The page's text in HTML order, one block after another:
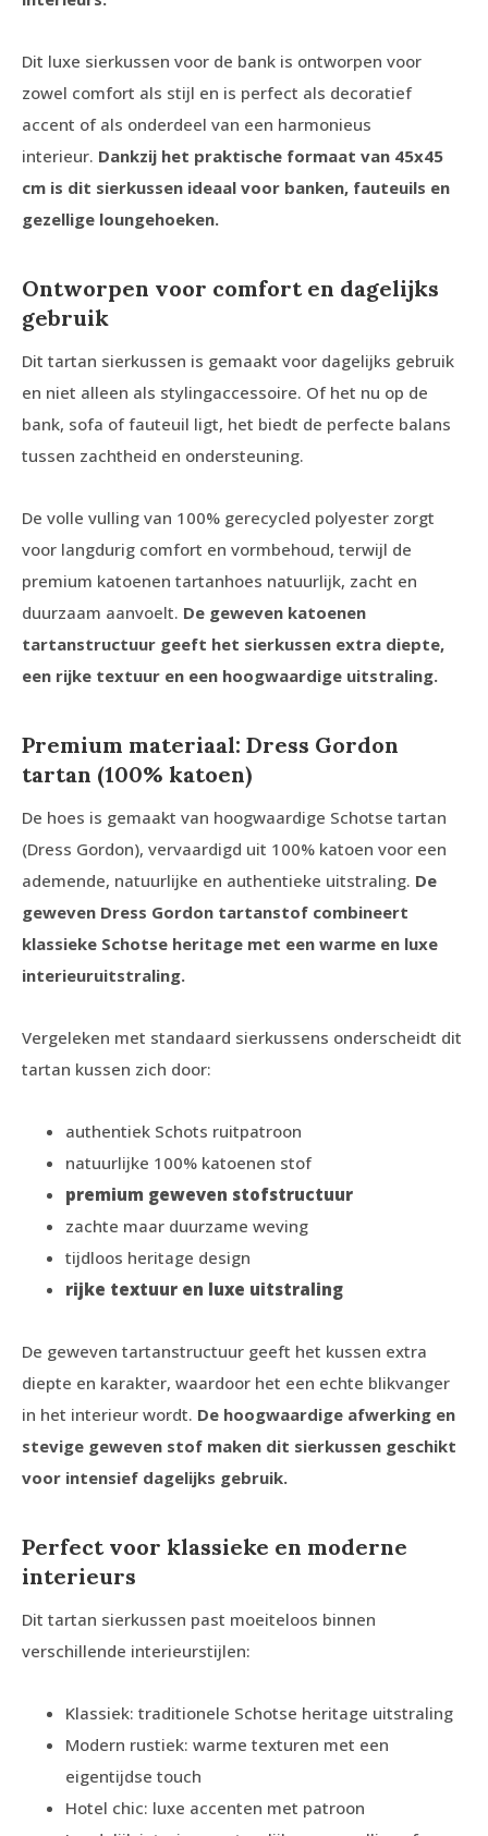
Dit luxe sierkussen voor de bank is ontworpen voor
zowel comfort als stijl en is perfect als decoratief
accent of als onderdeel van een harmonieus
interieur. Dankzij het praktische formaat van 45x45
cm is dit sierkussen ideaal voor banken, fauteuils en
gezellige loungehoeken.
Ontworpen voor comfort en dagelijks
gebruik
Dit tartan sierkussen is gemaakt voor dagelijks gebruik
en niet alleen als stylingaccessoire. Of het nu op de
bank, sofa of fauteuil ligt, het biedt de perfecte balans
tussen zachtheid en ondersteuning.
De volle vulling van 100% gerecycled polyester zorgt
voor langdurig comfort en vormbehoud, terwijl de
premium katoenen tartanhoes natuurlijk, zacht en
duurzaam aanvoelt. De geweven katoenen
tartanstructuur geeft het sierkussen extra diepte,
een rijke textuur en een hoogwaardige uitstraling.
Premium materiaal: Dress Gordon
tartan (100% katoen)
De hoes is gemaakt van hoogwaardige Schotse tartan
(Dress Gordon), vervaardigd uit 100% katoen voor een
ademende, natuurlijke en authentieke uitstraling. De
geweven Dress Gordon tartanstof combineert
klassieke Schotse heritage met een warme en luxe
interieuruitstraling.
Vergeleken met standaard sierkussens onderscheidt dit
tartan kussen zich door:
authentiek Schots ruitpatroon
natuurlijke 100% katoenen stof
premium geweven stofstructuur
zachte maar duurzame weving
tijdloos heritage design
rijke textuur en luxe uitstraling
De geweven tartanstructuur geeft het kussen extra
diepte en karakter, waardoor het een echte blikvanger
in het interieur wordt. De hoogwaardige afwerking en
stevige geweven stof maken dit sierkussen geschikt
voor intensief dagelijks gebruik.
Perfect voor klassieke en moderne
interieurs
Dit tartan sierkussen past moeiteloos binnen
verschillende interieurstijlen:
Klassiek: traditionele Schotse heritage uitstraling
Modern rustiek: warme texturen met een
eigentijdse touch
Hotel chic: luxe accenten met patroon